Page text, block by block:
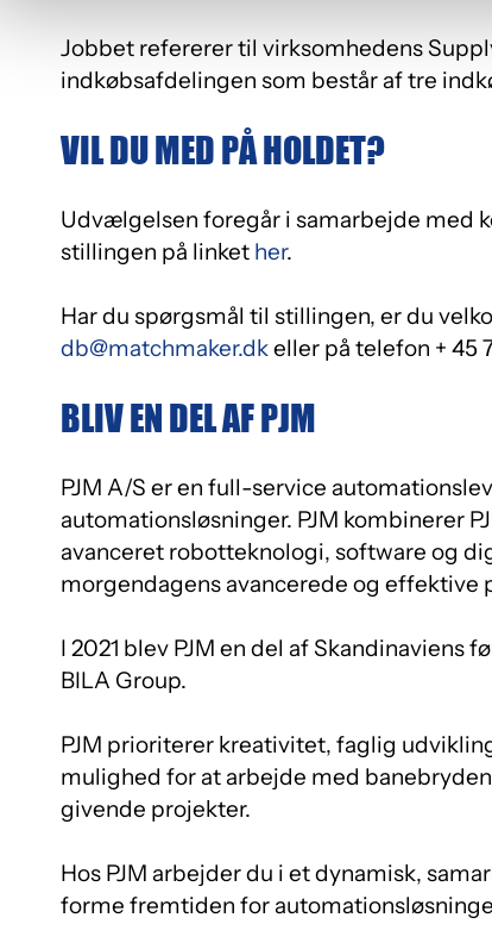
Jobbet refererer til virksomhedens
indkøbsafdelingen som består af tre
VIL DU MED PÅ HOLDET?
Udvælgelsen foregår i samarbejde med
stillingen på linket her.
Har du spørgsmål til stillingen, er du
db@matchmaker.dkeller på telefon + 45
BLIV EN DEL AF PJM
PJM A/S er en full-service
automationsløsninger. PJM kombinerer
avanceret robotteknologi, software og
morgendagens avancerede og effektive
I 2021 blev PJM en del af
BILA Group.
PJM prioriterer kreativitet, faglig
mulighed for at arbejde med
givende projekter.
Hos PJM arbejder du i et dynamisk,
forme fremtiden for